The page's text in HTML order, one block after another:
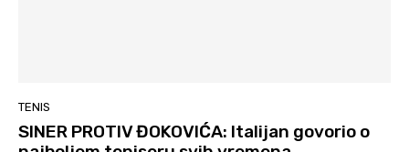
TENIS
SINER PROTIV ĐOKOVIĆA: Italijan govorio o